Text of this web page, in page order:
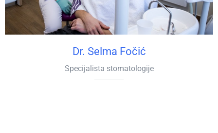
Dr. Selma Fočić
Specijalista stomatologije